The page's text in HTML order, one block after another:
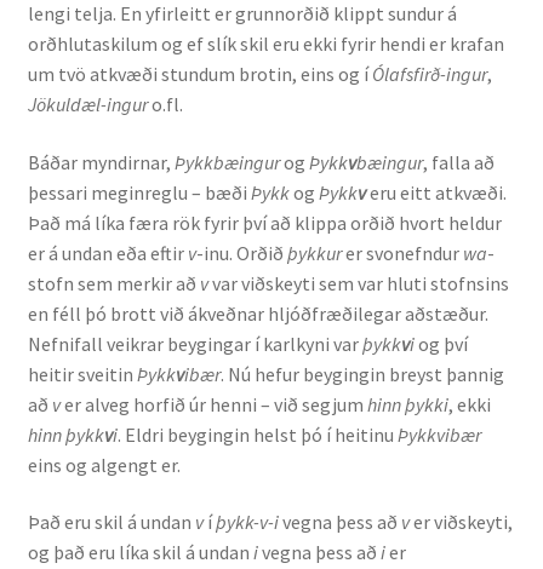
Utan Háskólans
Verkefnisstjórn
Þjónusta
Rannsóknir
Máltækni
Orðalyklar og orðafar
Orðhlutafræði
Söguleg setningafræði
lengi telja. En yfirleitt er grunnorðið klippt sundur á
orðhlutaskilum og ef slík skil eru ekki fyrir hendi er krafan
um tvö atkvæði stundum brotin, eins og íÓlafsfirð-ingur,
Jökuldæl-inguro.fl.
Báðar myndirnar, Þykkbæingurog Þykkvbæingur, falla að
þessari meginreglu – bæði Þykkog Þykkveru eitt atkvæði.
Það má líka færa rök fyrir því að klippa orðið hvort heldur
er á undan eða eftir v-inu. Orðið þykkurer svonefndur wa-
stofn sem merkir að vvar viðskeyti sem var hluti stofnsins
en féll þó brott við ákveðnar hljóðfræðilegar aðstæður.
Nefnifall veikrar beygingar í karlkyni varþykkviog því
heitir sveitin Þykkvibær. Nú hefur beygingin breyst þannig
að ver alveg horfið úr henni – við segjum hinn þykki, ekki
hinn þykkvi. Eldri beygingin helst þó í heitinu Þykkvibær
eins og algengt er.
Það eru skil á undan víþykk-v-ivegna þess að ver viðskeyti,
og það eru líka skil á undan ivegna þess að ier